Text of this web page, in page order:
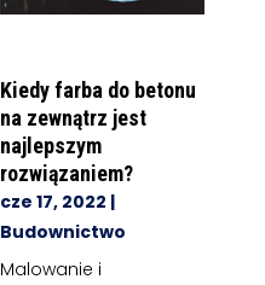
Kiedy farba do betonu
na zewnątrz jest
najlepszym
rozwiązaniem?
cze 17, 2022 |
Budownictwo
Malowanie i